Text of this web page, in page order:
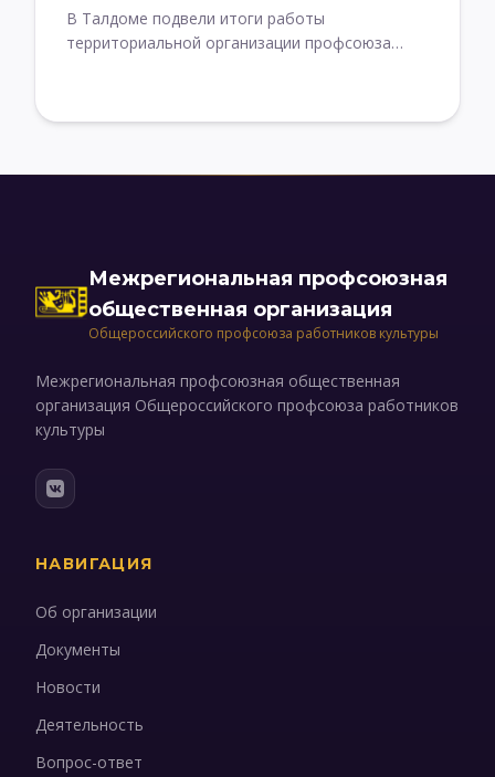
организации профсоюза
работников культуры
В Талдоме подвели итоги работы
территориальной организации профсоюза
Межрегиональная профсоюзная
общественная организация
Общероссийского профсоюза работников культуры
Межрегиональная профсоюзная общественная
организация Общероссийского профсоюза работников
культуры
НАВИГАЦИЯ
Об организации
Документы
Новости
Деятельность
Вопрос-ответ